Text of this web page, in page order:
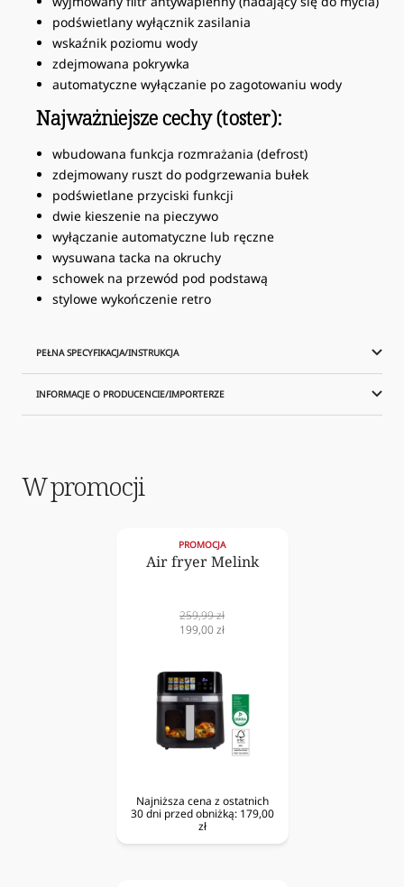
podświetlany wyłącznik zasilania
wskaźnik poziomu wody
zdejmowana pokrywka
automatyczne wyłączanie po zagotowaniu wody
Najważniejsze cechy (toster):
wbudowana funkcja rozmrażania (defrost)
zdejmowany ruszt do podgrzewania bułek
podświetlane przyciski funkcji
dwie kieszenie na pieczywo
wyłączanie automatyczne lub ręczne
wysuwana tacka na okruchy
schowek na przewód pod podstawą
stylowe wykończenie retro
PEŁNA SPECYFIKACJA/INSTRUKCJA
INFORMACJE O PRODUCENCIE/IMPORTERZE
W promocji
PROMOCJA
Air fryer Melink
Cena
normalna
259,99 zł
Cena
199,00 zł
Najniższa cena z ostatnich
30 dni przed obniżką: 179,00
zł